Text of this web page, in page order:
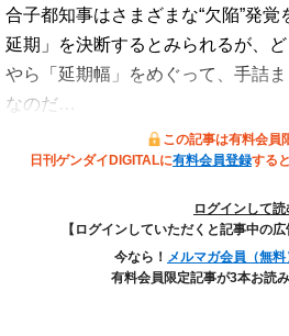
合子都知事はさまざまな“欠陥”発
延期」を決断するとみられるが、
やら「延期幅」をめぐって、手詰
なのだ…
この記事は有料会員
日刊ゲンダイDIGITALに有料会員登録する
ログインして読
【ログインしていただくと記事中の
今なら！ メルマガ会員（無
有料会員限定記事が3本お読